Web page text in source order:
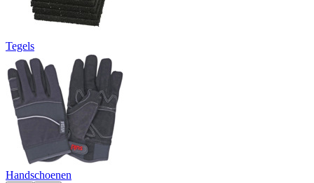
Tegels
Handschoenen